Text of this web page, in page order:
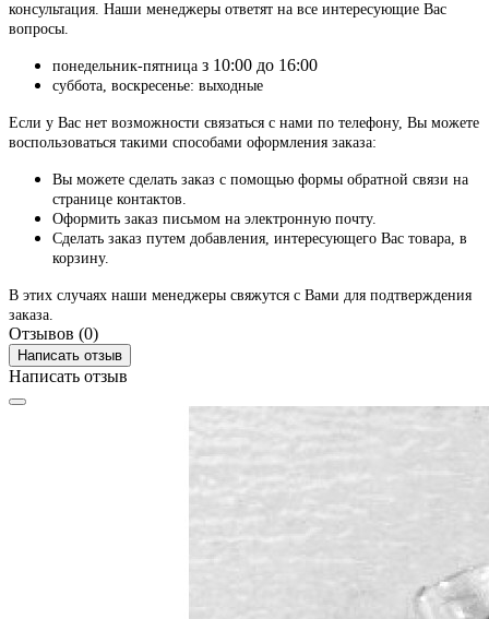
консультация. Наши менеджеры ответят на все интересующие Вас
вопросы.
понедельник-пятница з 10:00 до 16:00
суббота, воскресенье: выходные
Если у Вас нет возможности связаться с нами по телефону, Вы можете
воспользоваться такими способами оформления заказа:
Вы можете сделать заказ с помощью формы обратной связи на
странице контактов.
Оформить заказ письмом на электронную почту.
Сделать заказ путем добавления, интересующего Вас товара, в
корзину.
В этих случаях наши менеджеры свяжутся с Вами для подтверждения
заказа.
Отзывов (0)
Написать отзыв
Написать отзыв